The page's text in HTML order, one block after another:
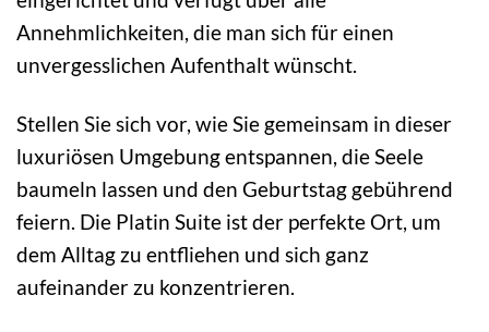
Annehmlichkeiten, die man sich für einen
unvergesslichen Aufenthalt wünscht.
Stellen Sie sich vor, wie Sie gemeinsam in dieser
luxuriösen Umgebung entspannen, die Seele
baumeln lassen und den Geburtstag gebührend
feiern. Die Platin Suite ist der perfekte Ort, um
dem Alltag zu entfliehen und sich ganz
aufeinander zu konzentrieren.